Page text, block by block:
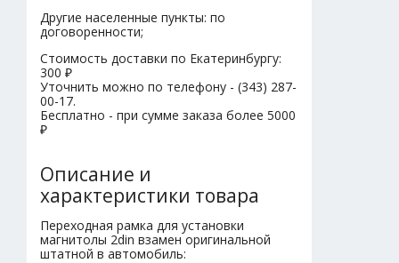
Другие населенные пункты: по
договоренности;
Стоимость доставки по Екатеринбургу:
300 ₽
Уточнить можно по телефону - (343) 287-
00-17.
Бесплатно - при сумме заказа более 5000
₽
Описание и
характеристики товара
Переходная рамка для установки
магнитолы 2din взамен оригинальной
штатной в автомобиль: